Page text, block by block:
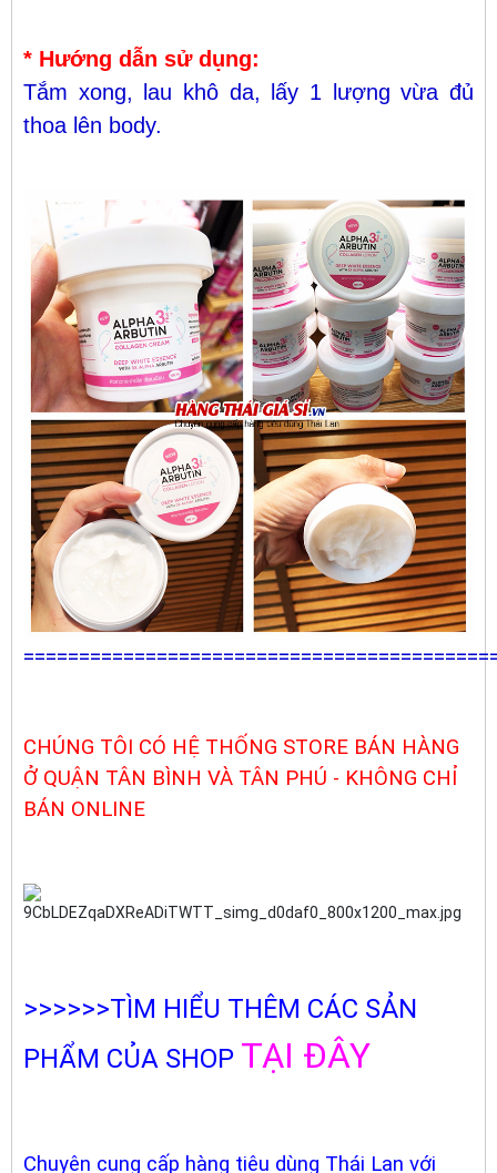
* Hướng dẫn sử dụng:
Tắm xong, lau khô da, lấy 1 lượng vừa đủ
thoa lên body.
CHÚNG TÔI CÓ HỆ THỐNG STORE BÁN HÀNG
Ở QUẬN TÂN BÌNH VÀ TÂN PHÚ - KHÔNG CHỈ
BÁN ONLINE
>>>>>>TÌM HIỂU THÊM CÁC SẢN
PHẨM CỦA SHOP TẠI ĐÂY
Chuyên cung cấp hàng tiêu dùng Thái Lan với